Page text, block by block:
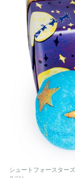
シュートフォースター